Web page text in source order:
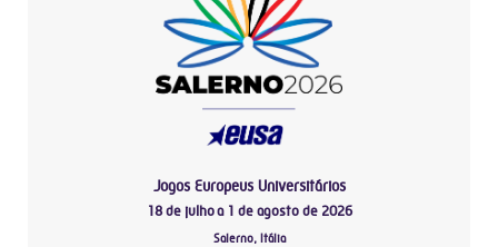
Jogos Europeus Universitários
18 de julho a 1 de agosto de 2026
Salerno, Itália